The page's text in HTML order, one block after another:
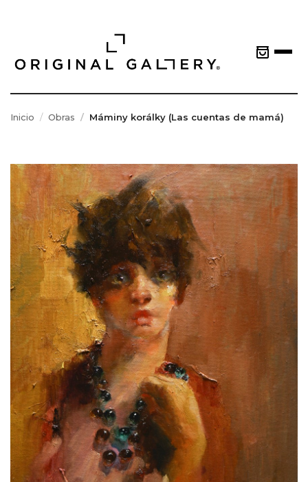
Inicio Obras Máminy korálky (Las cuentas de mamá)